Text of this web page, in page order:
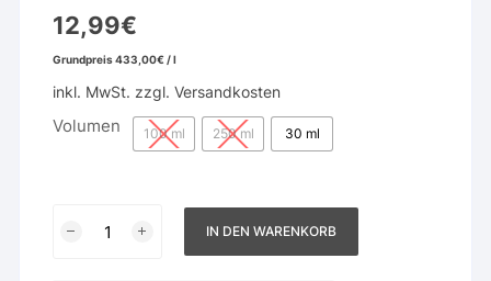
12,99€
Grundpreis433,00€/l
inkl. MwSt. zzgl.Versandkosten
Volumen 100 ml 250 ml 30 ml
IN DEN WARENKORB